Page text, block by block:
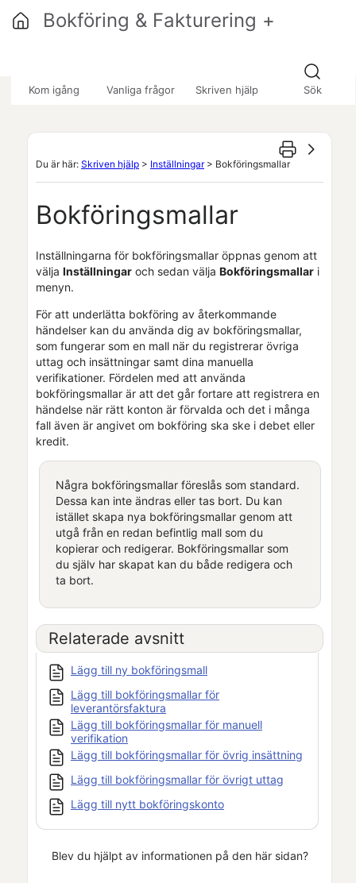
Kom igång Vanliga frågor Skriven hjälp Sök
Bokföring & Fakturering +
Du är här: Skriven hjälp > Inställningar> Bokföringsmallar
Bokföringsmallar
Inställningarna för bokföringsmallar öppnas genom att
välja Inställningar och sedan välja Bokföringsmallar i
menyn.
För att underlätta bokföring av återkommande
händelser kan du använda dig av bokföringsmallar,
som fungerar som en mall när du registrerar övriga
uttag och insättningar samt dina manuella
verifikationer. Fördelen med att använda
bokföringsmallar är att det går fortare att registrera en
händelse när rätt konton är förvalda och det i många
fall även är angivet om bokföring ska ske i debet eller
kredit.
Några bokföringsmallar föreslås som standard.
Dessa kan inte ändras eller tas bort. Du kan
istället skapa nya bokföringsmallar genom att
utgå från en redan befintlig mall som du
kopierar och redigerar. Bokföringsmallar som
du själv har skapat kan du både redigera och
ta bort.
Relaterade avsnitt
Lägg till ny bokföringsmall
Lägg till bokföringsmallar för
leverantörsfaktura
Lägg till bokföringsmallar för manuell
verifikation
Lägg till bokföringsmallar för övrig insättning
Lägg till bokföringsmallar för övrigt uttag
Lägg till nytt bokföringskonto
Blev du hjälpt av informationen på den här sidan?